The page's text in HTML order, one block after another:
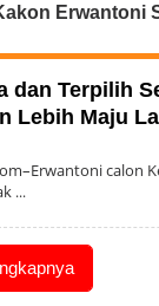
Erwantoni
dan Terpilih
Lebih Maju
calon